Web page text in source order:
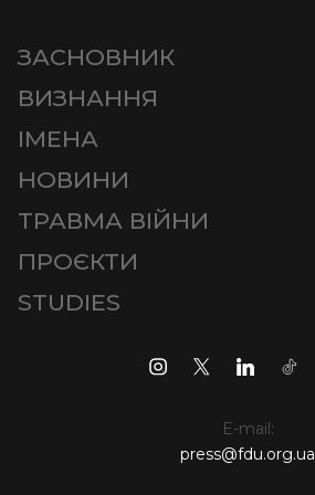
ЗАСНОВНИК
ВИЗНАННЯ
ІМЕНА
НОВИНИ
ТРАВМА ВІЙНИ
ПРОЄКТИ
STUDIES
E-mail:
press@fdu.org.ua